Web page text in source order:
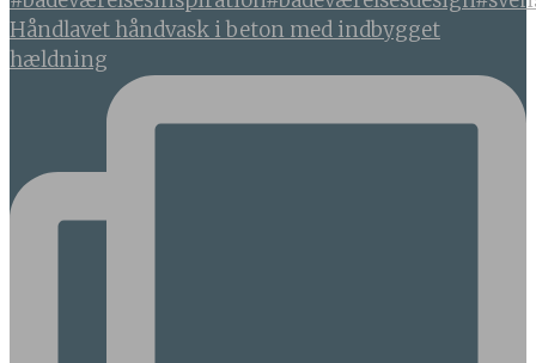
Håndlavet håndvask i beton med indbygget
hældning